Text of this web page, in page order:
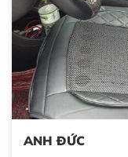
ANH ĐỨC